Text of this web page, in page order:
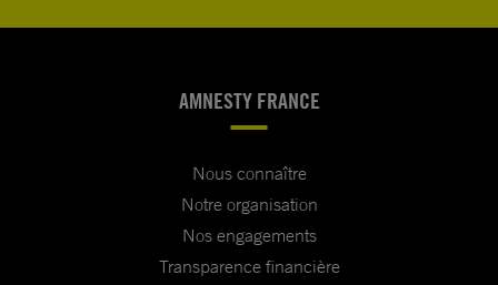
AMNESTY FRANCE
Nous connaître
Notre organisation
Nos engagements
Transparence financière